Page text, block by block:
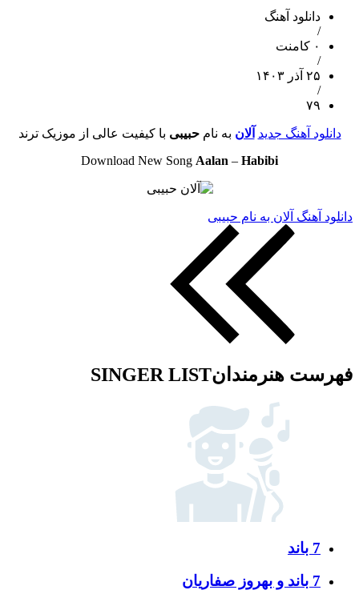
دانلود آهنگ
/
۰ کامنت
/
۲۵ آذر ۱۴۰۳
/
۷۹
دانلود آهنگ جدید آلان به نامحبیبی با کیفیت عالی از موزیک ترند
Download New Song Aalan – Habibi
دانلود آهنگ آلان به نام حبیبی
فهرست هنرمندانSINGER LIST
7 باند
7 باند و بهروز صفاریان